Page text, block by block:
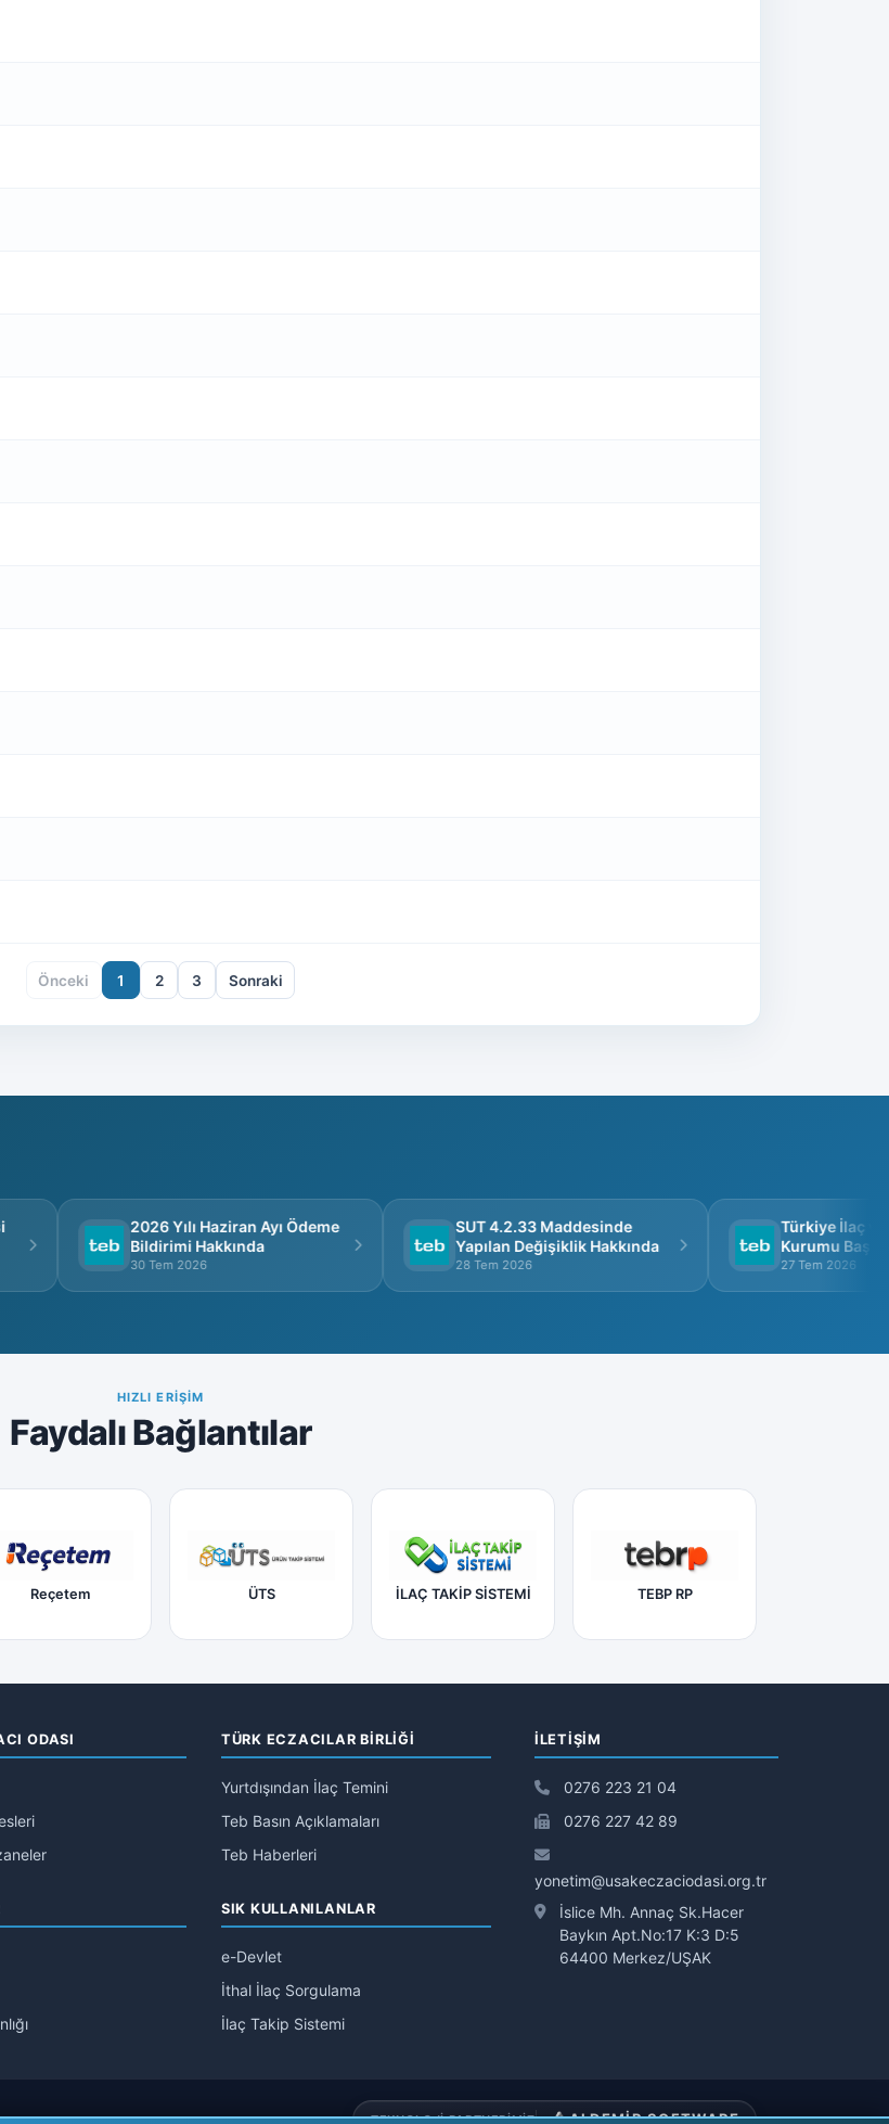
Önceki 1 2 3 Sonraki
2026 Yılı Haziran Ayı Ödeme
Bildirimi Hakkında
30 Tem 2026
SUT 4.2.33 Maddesinde
Yapılan Değişiklik Hakkında
28 Tem 2026
Türkiye İlaç ve
Kurumu
Görüşme
27 Tem 2026
HIZLI ERIŞIM
Faydalı Bağlantılar
Reçetem ÜTS İLAÇ TAKİP SİSTEMİ TEBP RP
ODASI TÜRK ECZACILAR BİRLİĞİ
Yurtdışından İlaç Temini
Teb Basın Açıklamaları
Teb Haberleri
SIK KULLANILANLAR
e-Devlet
İthal İlaç Sorgulama
İlaç Takip Sistemi
İLETIŞIM
0276 223 21 04
0276 227 42 89
yonetim@usakeczaciodasi.org.tr
İslice Mh. Annaç Sk.Hacer
Baykın Apt.No:17 K:3 D:5
64400 Merkez/UŞAK
TEKNOLOJI PARTNERIMIZ ALDEMİR SOFTWARE